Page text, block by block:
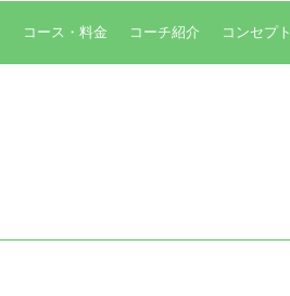
コース・料金 コーチ紹介 コンセプト